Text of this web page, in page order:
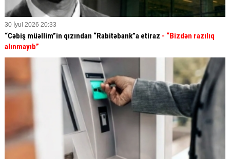
30 İyul 2026 20:33
“Cəbiş müəllim”in qızından “Rabitəbank”a etiraz - “Bizdən razılıq
alınmayıb”